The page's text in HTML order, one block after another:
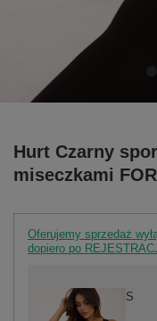
Hurt Czarny
miseczkami
Oferujemy sprzedaż
dopiero po
S